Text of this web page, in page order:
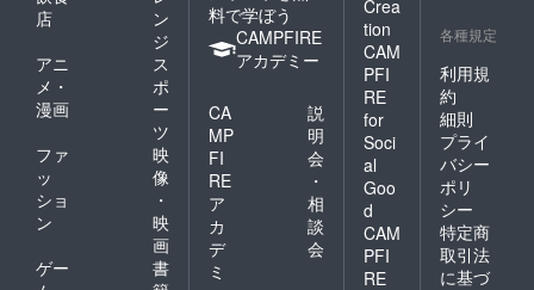
店
ン
ジ
アニ
メ・
漫画
ス
ポ
ー
ツ
ファ
ッ
ショ
ン
映
像
・
映
画
ゲー
書
料で学ぼう
CAMPFIRE
アカデミー
CA
MP
FI
RE
ア
カ
デ
ミ
説
明
会
・
相
談
会
Crea
tion
CAM
PFI
RE
for
Soci
al
Goo
d
CAM
PFI
RE
各種規定
利用規
約
細則
プライ
バシー
ポリ
シー
特定商
取引法
に基づ